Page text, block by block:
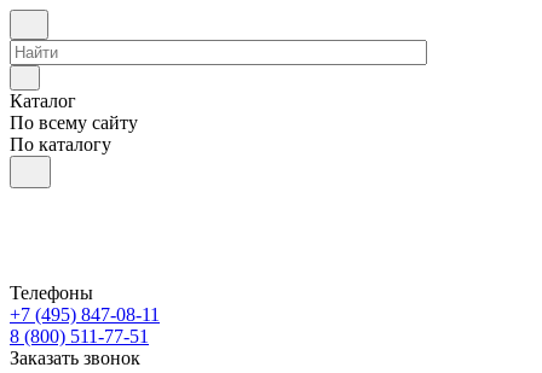
Каталог
По всему сайту
По каталогу
Телефоны
+7 (495) 847-08-11
8 (800) 511-77-51
Заказать звонок